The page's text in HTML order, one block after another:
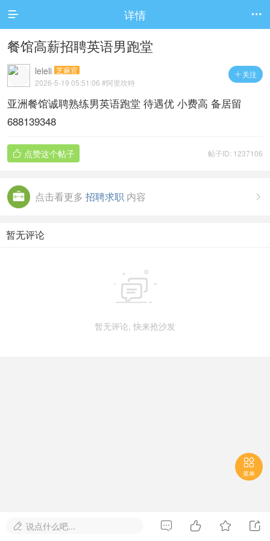
 详情 
餐馆高薪招聘英语男跑堂
 关注
leleli 芝麻官
2026-5-19 05:51:06 #阿里坎特
亚洲餐馆诚聘熟练男英语跑堂 待遇优 小费高 备居留
688139348
帖子ID: 1237106
 点赞这个帖子

点击看更多 招聘求职 内容
暂无评论

暂无评论, 快来抢沙发

菜单
 说点什么吧...    